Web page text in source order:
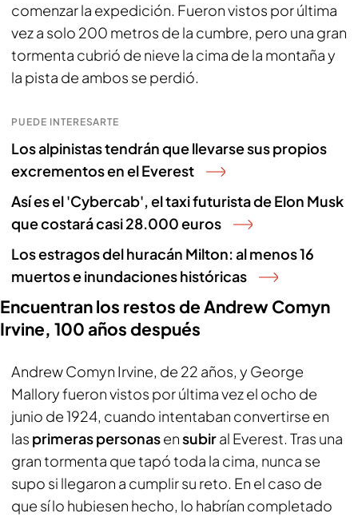
comenzar la expedición. Fueron vistos por última
vez a solo 200 metros de la cumbre, pero una gran
tormenta cubrió de nieve la cima de la montaña y
la pista de ambos se perdió.
PUEDE INTERESARTE
Los alpinistas tendrán que llevarse sus propios
excrementos en el Everest
Así es el 'Cybercab', el taxi futurista de Elon Musk
que costará casi 28.000 euros
Los estragos del huracán Milton: al menos 16
muertos e inundaciones históricas
Encuentran los restos de Andrew Comyn
Irvine, 100 años después
Andrew Comyn Irvine, de 22 años, y George
Mallory fueron vistos por última vez el ocho de
junio de 1924, cuando intentaban convertirse en
las primeras personasensubiral Everest. Tras una
gran tormenta que tapó toda la cima, nunca se
supo si llegaron a cumplir su reto. En el caso de
que sí lo hubiesen hecho, lo habrían completado